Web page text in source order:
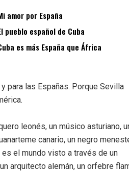
amor por España
pueblo español de Cuba
es más España que África
para las Españas. Porque Sevilla
leonés, un músico asturiano,
canario, un negro
el mundo visto a través de un
arquitecto alemán, un orfebre